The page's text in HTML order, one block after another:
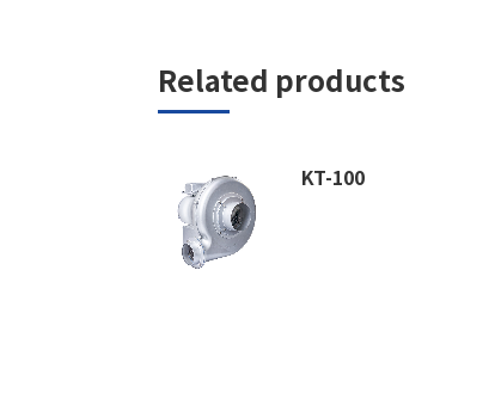
Related products
KT-100